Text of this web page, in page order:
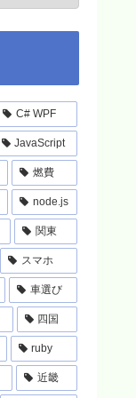
C# WPF
JavaScript
燃費
node.js
関東
スマホ
車選び
四国
ruby
近畿